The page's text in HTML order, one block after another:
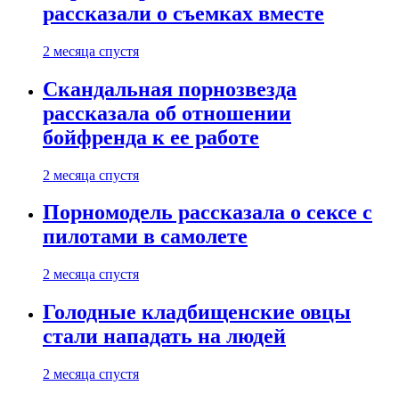
рассказали о съемках вместе
2 месяца спустя
Скандальная порнозвезда
рассказала об отношении
бойфренда к ее работе
2 месяца спустя
Порномодель рассказала о сексе с
пилотами в самолете
2 месяца спустя
Голодные кладбищенские овцы
стали нападать на людей
2 месяца спустя